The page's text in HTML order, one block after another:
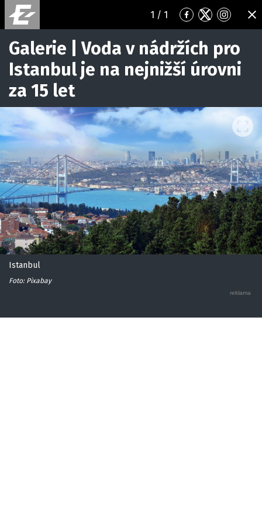
1 / 1
Přejít
na
Facebook
Přejít
na
Twitter
Přejít
na
Galerie | Voda v nádržích pro
Istanbul je na nejnižší úrovni
za 15 let
Istanbul
Foto: Pixabay